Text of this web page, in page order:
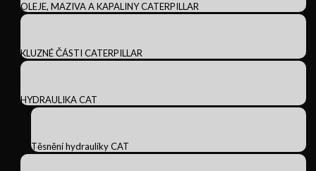
OLEJE, MAZIVA A KAPALINY CATERPILLAR
KLUZNÉ ČÁSTI CATERPILLAR
HYDRAULIKA CAT
Těsnění hydrauliky CAT